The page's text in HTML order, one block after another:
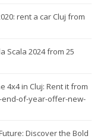
rent a car Cluj from
Scala 2024 from 25
4x4 in Cluj: Rent it from
of-year-offer-new-
Discover the Bold